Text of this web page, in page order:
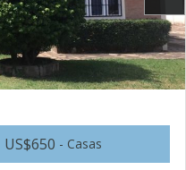
US$650 - Casas